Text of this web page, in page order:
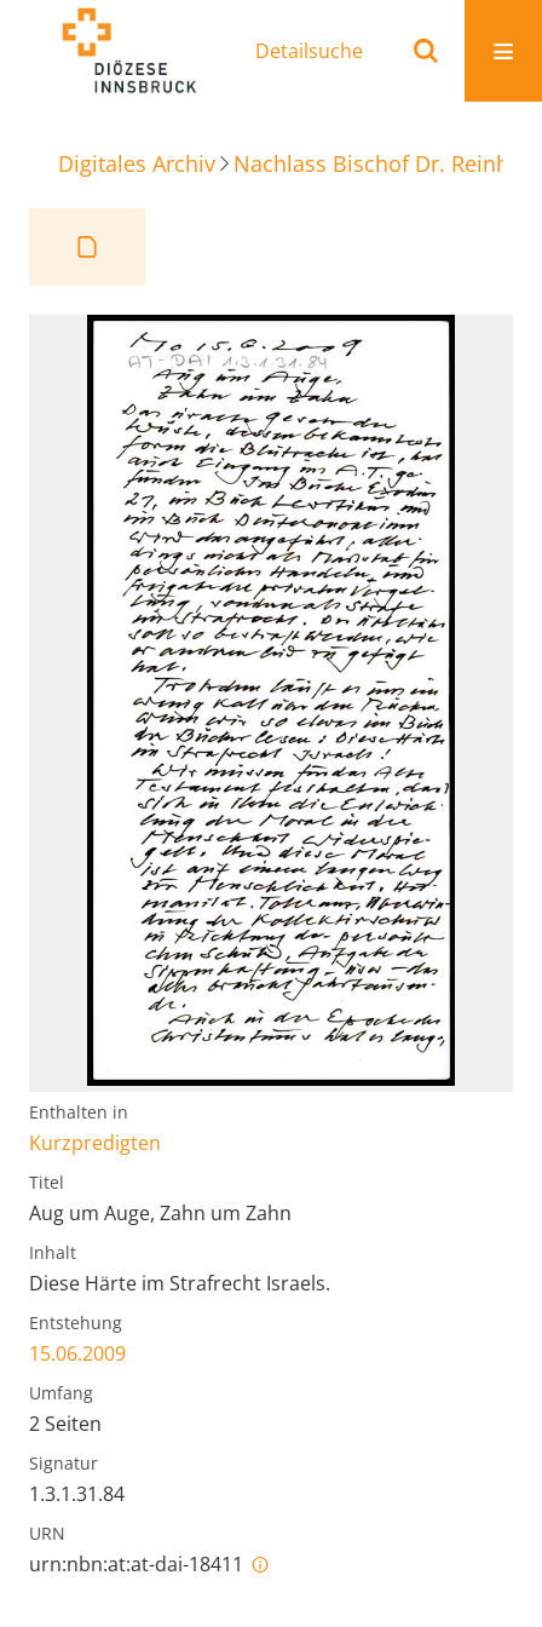
Detailsuche
Digitales Archiv Nachlass Bischof Dr.
Enthalten in
Kurzpredigten
Titel
Aug um Auge, Zahn um Zahn
Inhalt
Diese Härte im Strafrecht Israels.
Entstehung
15.06.2009
Umfang
2 Seiten
Signatur
1.3.1.31.84
URN
urn:nbn:at:at-dai-18411